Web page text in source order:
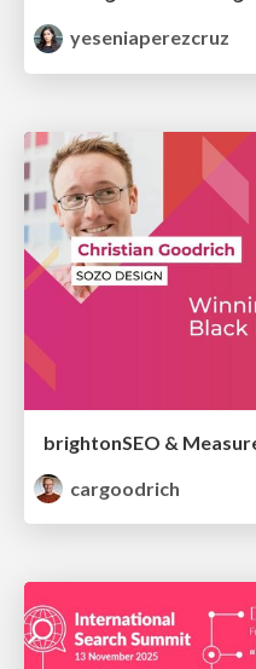
yeseniaperezcruz
cargoodrich